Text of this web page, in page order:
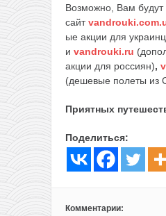
Возможно, Вам будут
сайт
ые акции для
и vandrouki.ru
акции для россиян),
(дешевые полеты из
Приятных
Поделиться:
Комментарии: